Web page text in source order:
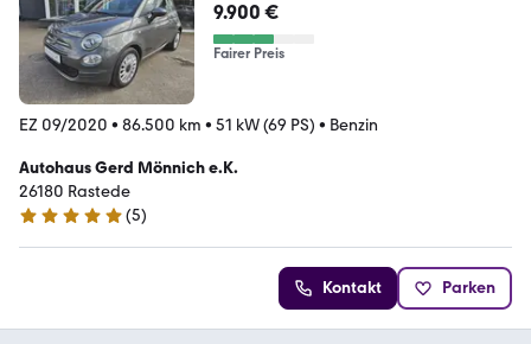
9.900 €
Fairer Preis
EZ 09/2020 • 86.500 km • 51 kW (69 PS) • Benzin
Autohaus Gerd Mönnich e.K.
26180 Rastede
5 Sterne
(5)
Kontakt Parken